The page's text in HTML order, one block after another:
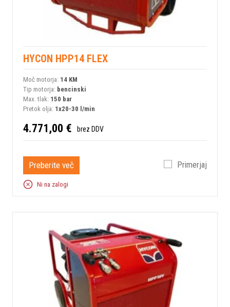
HYCON HPP14 FLEX
Moč motorja: 14 KM
Tip motorja: bencinski
Max. tlak: 150 bar
Pretok olja: 1x20-30 l/min
4.771,00 € brez DDV
Preberite več Primerjaj
Ni na zalogi